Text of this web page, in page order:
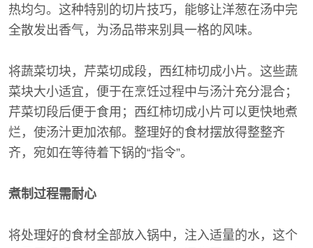
热均匀。这种特别的切片技巧，能够让洋葱在汤中完
全散发出香气，为汤品带来别具一格的风味。
将蔬菜切块，芹菜切成段，西红柿切成小片。这些蔬
菜块大小适宜，便于在烹饪过程中与汤汁充分混合；
芹菜切段后便于食用；西红柿切成小片可以更快地煮
烂，使汤汁更加浓郁。整理好的食材摆放得整整齐
齐，宛如在等待着下锅的“指令”。
煮制过程需耐心
将处理好的食材全部放入锅中，注入适量的水，这个